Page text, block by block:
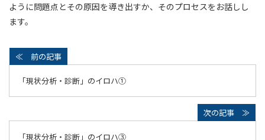
ように問題点とその原因を導き出すか、そのプロセスをお話しし
ます。
「現状分析・診断」のイロハ①
「現状分析・診断」のイロハ③